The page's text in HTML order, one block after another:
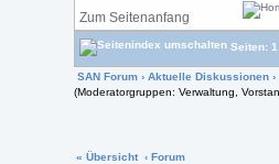
Zum Seitenanfang
Seiten: 1
SAN Forum› Aktuelle Diskussionen›
(Moderatorgruppen: Verwaltung,
« Übersicht ‹ Forum